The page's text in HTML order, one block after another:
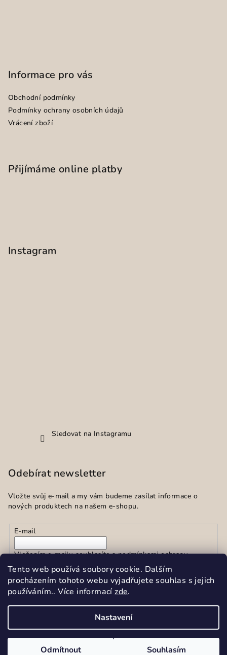
Tento web používá soubory cookie. Dalším
procházením tohoto webu vyjadřujete souhlas s jejich
používáním.. Více informacízde.
Nastavení
Odmítnout Souhlasím
Informace pro vás
Obchodní podmínky
Podmínky ochrany osobních údajů
Vrácení zboží
Přijímáme online platby
Instagram
Sledovat na Instagramu
Odebírat newsletter
Vložte svůj e-mail a my vám budeme zasílat informace o
nových produktech na našem e-shopu.
E-mail
Vložením e-mailu souhlasíte spodmínkami ochrany
osobních údajů
Přihlásit se
Upravit nastavení cookies